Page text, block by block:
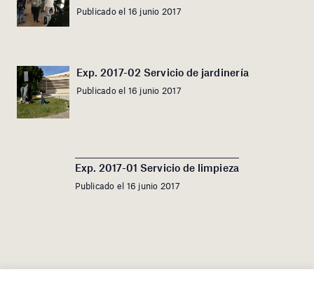
Publicado el 16 junio 2017
Exp. 2017-02 Servicio de jardinería
Publicado el 16 junio 2017
Exp. 2017-01 Servicio de limpieza
Publicado el 16 junio 2017